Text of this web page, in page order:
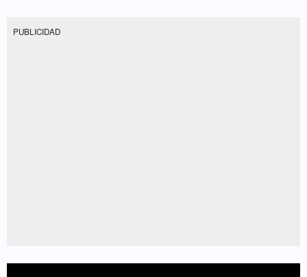
PUBLICIDAD